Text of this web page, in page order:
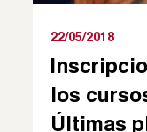
22/05/2018
los
Últimas